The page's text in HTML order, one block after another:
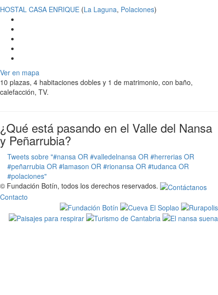
HOSTAL CASA ENRIQUE (La Laguna, Polaciones)
Ver en mapa
10 plazas, 4 habitaciones dobles y 1 de matrimonio, con baño,
calefacción, TV.
¿Qué está pasando en el Valle del Nansa
y Peñarrubia?
Tweets sobre "#nansa OR #valledelnansa OR #herrerias OR
#peñarrubia OR #lamason OR #rionansa OR #tudanca OR
#polaciones"
© Fundación Botín, todos los derechos reservados.
Contacto